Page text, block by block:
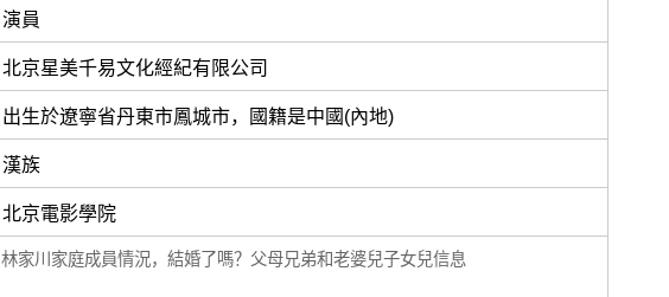
演員
北京星美千易文化經紀有限公司
出生於遼寧省丹東市鳳城市，國籍是中國(內地)
漢族
北京電影學院
林家川家庭成員情況，結婚了嗎？父母兄弟和老婆兒子女兒信息